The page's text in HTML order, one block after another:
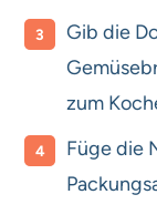
Gib die
zum
Füge die